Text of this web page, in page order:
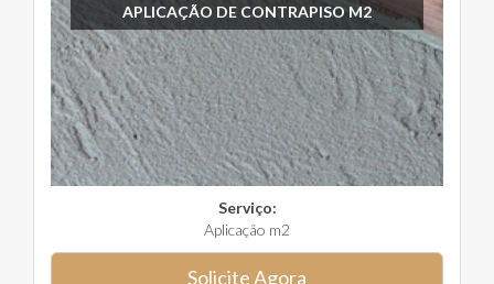
APLICAÇÃO DE CONTRAPISO M2
Serviço:
Aplicação m2
Solicite Agora